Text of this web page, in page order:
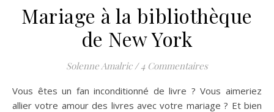
Mariage à la bibliothèque
de New York
Solenne Amalric / 4 Commentaires
Vous êtes un fan inconditionné de livre ? Vous aimeriez
allier votre amour des livres avec votre mariage ? Et bien